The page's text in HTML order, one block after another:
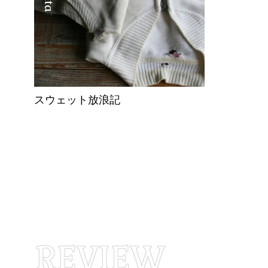
スウェット放浪記